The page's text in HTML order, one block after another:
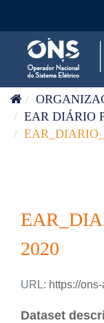
EAR DIÁRIO
2020
URL: https://ons-aws-prod-
Dataset